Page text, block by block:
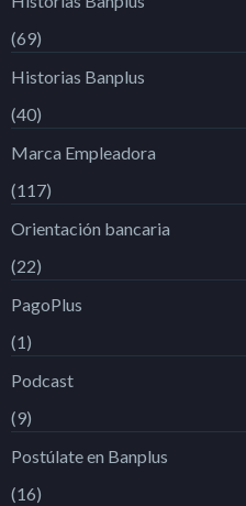
(69)
Historias Banplus
(40)
Marca Empleadora
(117)
Orientación bancaria
(22)
PagoPlus
(1)
Podcast
(9)
Postúlate en Banplus
(16)